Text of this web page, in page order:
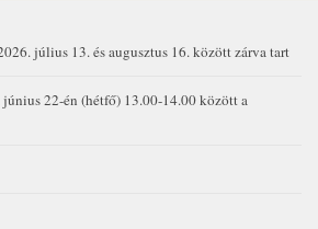
július 13. és augusztus 16. között zárva tart
22-én (hétfő) 13.00-14.00 között a